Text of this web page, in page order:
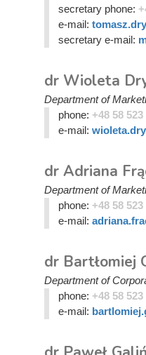
secretary phone:
e-mail:
secretary e-mail:
dr Wioleta
Department of
phone: +48 58 523
e-mail:
dr Adriana
Department of
phone: +48 58 523
e-mail:
dr Bartłomiej
Department of
phone: +48 58 523
e-mail: